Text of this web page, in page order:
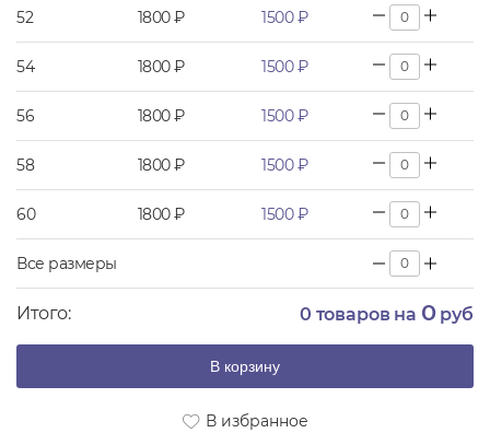
52 1800 ₽ 1500 ₽
54 1800 ₽ 1500 ₽
56 1800 ₽ 1500 ₽
58 1800 ₽ 1500 ₽
60 1800 ₽ 1500 ₽
Все размеры
Итого: 0 товаров на 0руб
В корзину
В избранное